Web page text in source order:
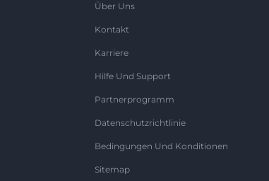
Über Uns
Kontakt
Karriere
Hilfe Und Support
Partnerprogramm
Datenschutzrichtlinie
Bedingungen Und Konditionen
Sitemap